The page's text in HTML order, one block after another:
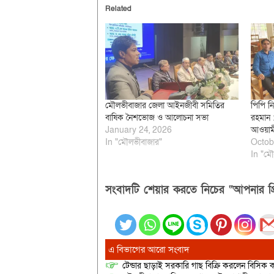
Related
মৌলভীবাজার জেলা আইনজীবী সমিতির
বাষিক নৈশভোজ ও আলোচনা সভা
January 24, 2026
In "মৌলভীবাজার"
পিপি
রহমান
In
সংবাদটি শেয়ার করতে নিচের “আপনার
এ বিভাগের আরো সংবাদ
টেন্ডার ছাড়াই সরকারি গাছ বিক্রি করলেন বিসিক